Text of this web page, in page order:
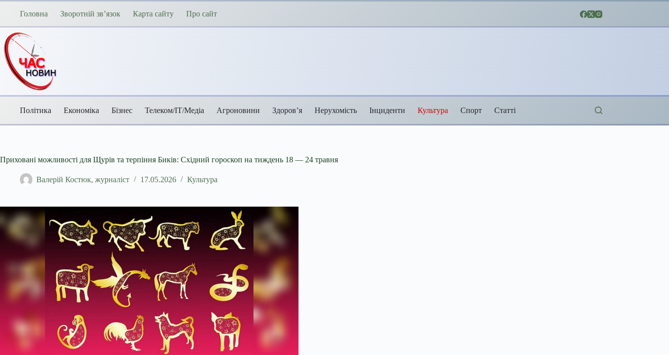
Перейти
Головна Зворотній зв’язок Карта сайту Про сайт
Політика Економіка Бізнес Телеком/ІТ/Медіа Агроновини Здоров’я Нерухомість Інциденти Культура Спорт Статті
Приховані можливості для Щурів та терпіння Биків: Східний гороскоп на тиждень 18 — 24 травня
Валерій Костюк, журналіст 17.05.2026 Культура